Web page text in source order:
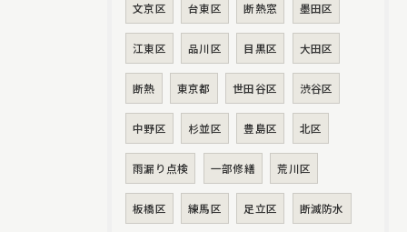
文京区 台東区 断熱窓 墨田区
江東区 品川区 目黒区 大田区
断熱 東京都 世田谷区 渋谷区
中野区 杉並区 豊島区 北区
雨漏り点検 一部修繕 荒川区
板橋区 練馬区 足立区 断滅防水